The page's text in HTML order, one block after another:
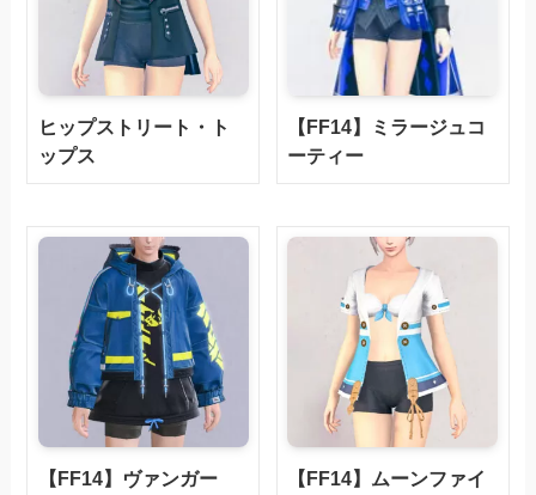
ヒップストリート・ト
ップス
【FF14】ミラージュコ
ーティー
【FF14】ヴァンガー
【FF14】ムーンファイ